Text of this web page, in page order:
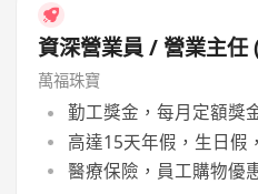
資深營業員 / 營業主任
萬福珠寶
勤工獎金，每月定額獎
高達15天年假，生日假
醫療保險，員工購物優